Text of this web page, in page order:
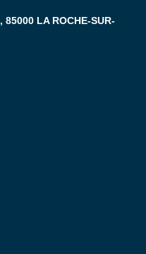
LA ROCHE-SUR-